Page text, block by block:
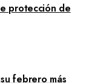
protección de
febrero más